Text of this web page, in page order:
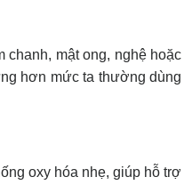
mật ong, nghệ hoặc
hơn mức ta thường dùng
oxy hóa nhẹ, giúp hỗ trợ